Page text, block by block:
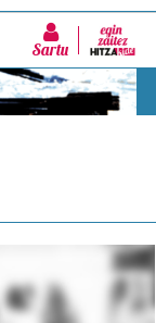
Sartu